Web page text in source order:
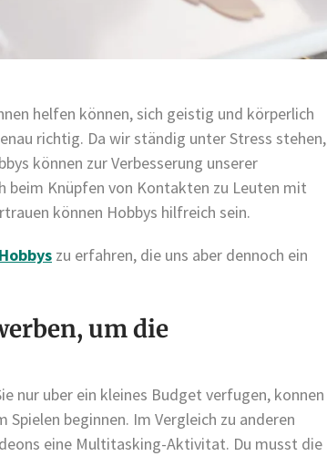
helfen können, sich geistig und körperlich
richtig. Da wir ständig unter Stress stehen,
können zur Verbesserung unserer
beim Knüpfen von Kontakten zu Leuten mit
können Hobbys hilfreich sein.
zu erfahren, die uns aber dennoch ein
um die
nur uber ein kleines Budget verfugen, konnen
beginnen. Im Vergleich zu anderen
eine Multitasking-Aktivitat. Du musst die